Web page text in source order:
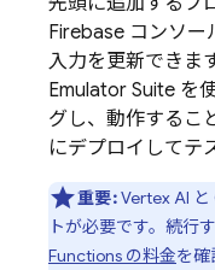
Firebase コンソー
入力を更新できま
Emulator Suite を
グし、動作するこ
にデプロイしてテ
重要:Vertex AI と
トが必要です。続行す
Functions の料金を確